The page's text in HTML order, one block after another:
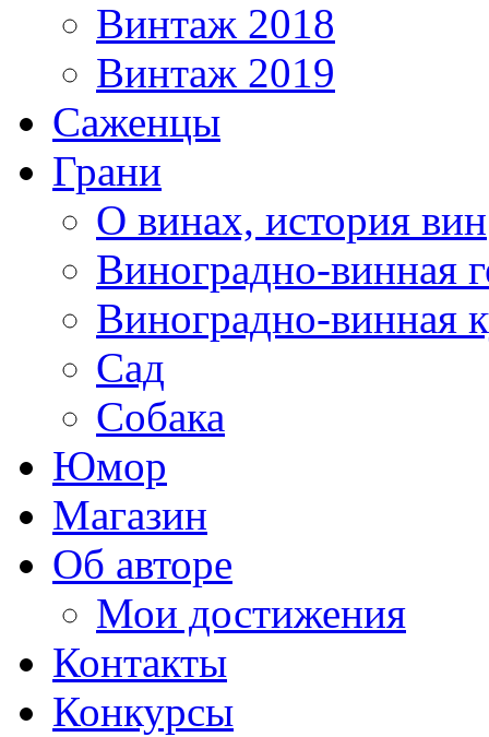
Винтаж 2018
Винтаж 2019
Саженцы
Грани
О винах, история вин
Виноградно-винная
Виноградно-винная
Сад
Собака
Юмор
Магазин
Об авторе
Мои достижения
Контакты
Конкурсы